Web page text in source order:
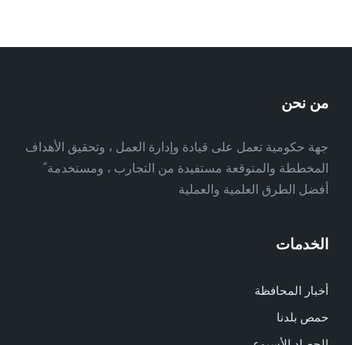
من نحن
جهة حكومية تعمل على قيادة وإدارة العمل ، وتحقيق الأهداف
المخططة والمتوقعة مستفيدة من التجارب ، ومستخدمة ً
أفضل الطرق العلمية والعملية
الخدمات
أخبار المحافظة
حمص بلدنا